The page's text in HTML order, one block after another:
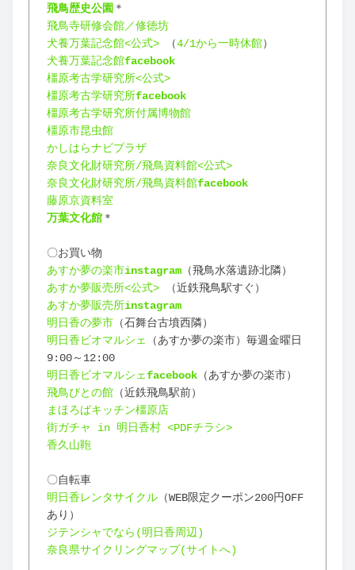
飛鳥歴史公園 ＊
飛鳥寺研修会館／修徳坊
犬養万葉記念館<公式> （4/1から一時休館）
犬養万葉記念館facebook
橿原考古学研究所<公式>
橿原考古学研究所facebook
橿原考古学研究所付属博物館
橿原市昆虫館
かしはらナビプラザ
奈良文化財研究所/飛鳥資料館<公式>
奈良文化財研究所/飛鳥資料館facebook
藤原京資料室
万葉文化館 ＊
〇お買い物
あすか夢の楽市instagram （飛鳥水落遺跡北隣）
あすか夢販売所<公式> （近鉄飛鳥駅すぐ）
あすか夢販売所instagram
明日香の夢市 （石舞台古墳西隣）
明日香ビオマルシェ
（あすか夢の楽市）毎週金曜日
9:00～12:00
明日香ビオマルシェfacebook （あすか夢の楽市）
飛鳥びとの館 （近鉄飛鳥駅前）
まほろばキッチン橿原店
街ガチャ in 明日香村 <PDFチラシ>
香久山鞄
〇自転車
明日香レンタサイクル （WEB限定クーポン200円OFF
あり）
ジテンシャでなら(明日香周辺)
奈良県サイクリングマップ(サイトへ)